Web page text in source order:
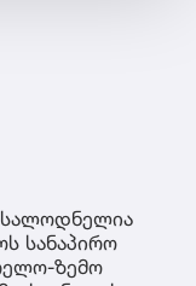
სანაპირო
ზემო